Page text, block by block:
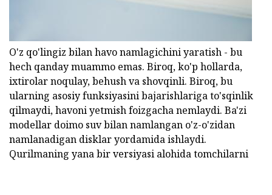
O'z qo'lingiz bilan havo namlagichini yaratish - bu
hech qanday muammo emas. Biroq, ko'p hollarda,
ixtirolar noqulay, behush va shovqinli. Biroq, bu
ularning asosiy funksiyasini bajarishlariga to'sqinlik
qilmaydi, havoni yetmish foizgacha nemlaydi. Ba'zi
modellar doimo suv bilan namlangan o'z-o'zidan
namlanadigan disklar yordamida ishlaydi.
Qurilmaning yana bir versiyasi alohida tomchilarni